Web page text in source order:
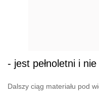
- jest pełnoletni i
Dalszy ciąg materiału pod